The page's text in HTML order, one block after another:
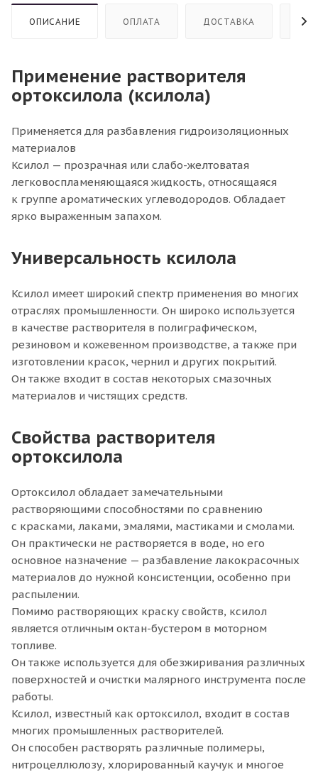
ОПИСАНИЕ ОПЛАТА ДОСТАВКА
Применение растворителя
ортоксилола (ксилола)
Применяется для разбавления гидроизоляционных
материалов
Ксилол — прозрачная или слабо-желтоватая
легковоспламеняющаяся жидкость, относящаяся
к группе ароматических углеводородов. Обладает
ярко выраженным запахом.
Универсальность ксилола
Ксилол имеет широкий спектр применения во многих
отраслях промышленности. Он широко используется
в качестве растворителя в полиграфическом,
резиновом и кожевенном производстве, а также при
изготовлении красок, чернил и других покрытий.
Он также входит в состав некоторых смазочных
материалов и чистящих средств.
Свойства растворителя
ортоксилола
Ортоксилол обладает замечательными
растворяющими способностями по сравнению
с красками, лаками, эмалями, мастиками и смолами.
Он практически не растворяется в воде, но его
основное назначение — разбавление лакокрасочных
материалов до нужной консистенции, особенно при
распылении.
Помимо растворяющих краску свойств, ксилол
является отличным октан-бустером в моторном
топливе.
Он также используется для обезжиривания различных
поверхностей и очистки малярного инструмента после
работы.
Ксилол, известный как ортоксилол, входит в состав
многих промышленных растворителей.
Он способен растворять различные полимеры,
нитроцеллюлозу, хлорированный каучук и многое